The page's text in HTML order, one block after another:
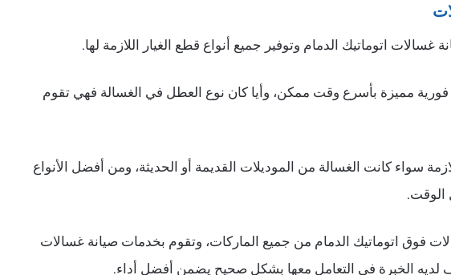
غسالات اتوماتيك الدمام وتوفير جميع أنواع قطع الغيار اللازمة لها.
مميزة بأسرع وقت ممكن، وأيا كان نوع العطل في الغسالة فهي تقوم
سواء كانت الغسالة من الموديلات القديمة أو الحديثة، ومن أفضل الأنواع
الوقت.
فوق اتوماتيك الدمام من جميع الماركات، وتقوم بخدمات صيانة غسالات
لديه الخبرة في التعامل معها بشكل صحيح يضمن أفضل أداء.